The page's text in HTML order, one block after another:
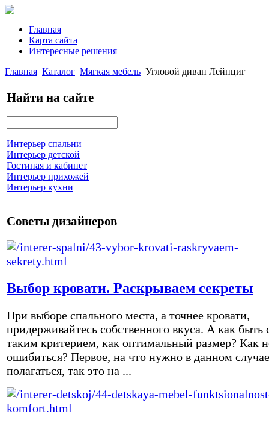
Главная
Карта сайта
Интересные решения
Главная Каталог Мягкая мебель Угловой диван Лейпциг
Найти на сайте
Интерьер спальни
Интерьер детской
Гостиная и кабинет
Интерьер прихожей
Интерьер кухни
Советы дизайнеров
Выбор кровати. Раскрываем секреты
При выборе спального места, а точнее кровати,
придерживайтесь собственного вкуса. А как быть
таким критерием, как оптимальный размер? Как
ошибиться? Первое, на что нужно в данном случае
полагаться, так это на ...